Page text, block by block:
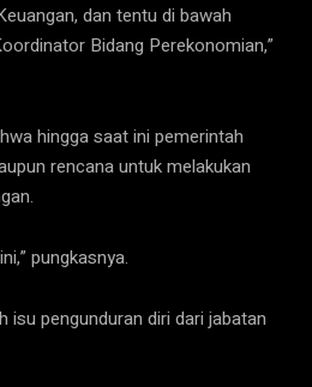
dan tentu di bawah
Bidang Perekonomian,”
hingga saat ini pemerintah
rencana untuk melakukan
pungkasnya.
isu pengunduran diri dari jabatan